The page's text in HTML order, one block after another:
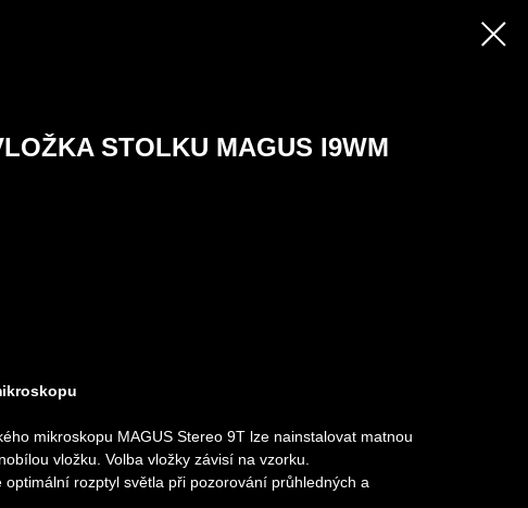
STOLKU MAGUS I9WM
mikroskopu MAGUS Stereo 9T lze nainstalovat matnou
vložku. Volba vložky závisí na vzorku.
optimální rozptyl světla při pozorování průhledných a